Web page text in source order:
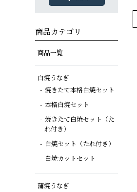
商品カテゴリ
商品一覧
白焼うなぎ
焼きたて本格白焼セット
本格白焼セット
焼きたて白焼セット（た
れ付き）
白焼セット（たれ付き）
白焼カットセット
蒲焼うなぎ